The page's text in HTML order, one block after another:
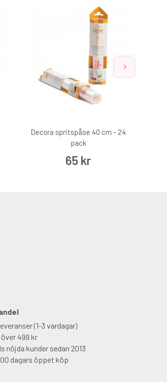
Decora spritspåse 40 cm - 24
pack
65 kr
(1-3 vardagar)
499 kr
nöjda kunder sedan 2013
dagars öppet köp